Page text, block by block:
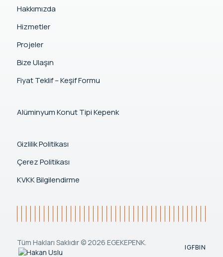
Hakkımızda
Hizmetler
Projeler
Bize Ulaşın
Fiyat Teklif – Keşif Formu
Alüminyum Konut Tipi Kepenk
Gizlilik Politikası
Çerez Politikası
KVKK Bilgilendirme
Tüm Hakları Saklıdır © 2026 EGEKEPENK.